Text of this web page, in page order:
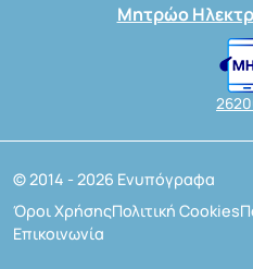
Μητρώο
© 2014 - 2026 Ενυπόγραφα
Όροι ΧρήσηςΠολιτική Cookies
Επικοινωνία